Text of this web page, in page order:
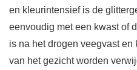
en kleurintensief is de
eenvoudig met een kwast of
is na het drogen veegvast
van het gezicht worden